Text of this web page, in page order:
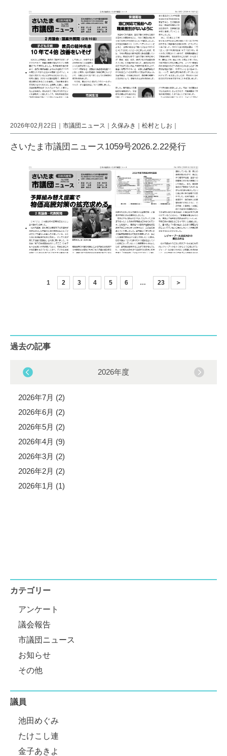
2026年02月22日｜ 市議団ニュース 久保みき 松村としお
さいたま市議団ニュース1059号2026.2.22発行
1 2 3 4 5 6 … 23 ＞
過去の記事
2026年度
2026年7月 (2)
2026年6月 (2)
2026年5月 (2)
2026年4月 (9)
2026年3月 (2)
2026年2月 (2)
2026年1月 (1)
カテゴリー
アンケート
議会報告
市議団ニュース
お知らせ
その他
議員
池田めぐみ
たけこし連
金子あきよ